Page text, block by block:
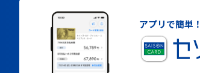
アプリで簡単！